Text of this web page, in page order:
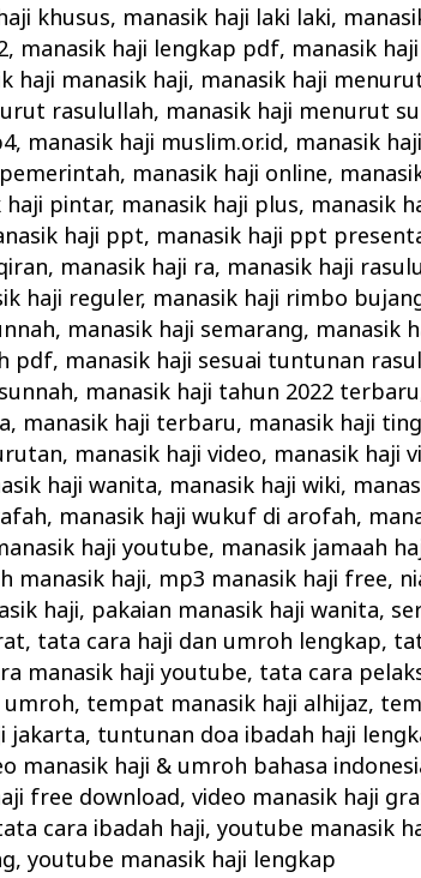
khusus, manasik haji laki laki,
, manasik haji lengkap pdf, manasik
haji manasik haji, manasik haji
rasulullah, manasik haji menurut
, manasik haji muslim.or.id, manasik
, manasik haji online,
haji pintar, manasik haji plus, manasik
haji ppt, manasik haji ppt
, manasik haji ra, manasik haji
haji reguler, manasik haji rimbo
, manasik haji semarang, manasik
pdf, manasik haji sesuai tuntunan
, manasik haji tahun 2022 terbaru
, manasik haji terbaru, manasik haji
, manasik haji video, manasik haji
haji wanita, manasik haji wiki,
, manasik haji wukuf di arofah,
haji youtube, manasik jamaah
manasik haji, mp3 manasik haji free,
haji, pakaian manasik haji wanita,
, tata cara haji dan umroh lengkap,
manasik haji youtube, tata cara
umroh, tempat manasik haji alhijaz,
jakarta, tuntunan doa ibadah haji
manasik haji & umroh bahasa
free download,video manasik haji
cara ibadah haji,youtube manasik
,youtube manasik haji lengkap